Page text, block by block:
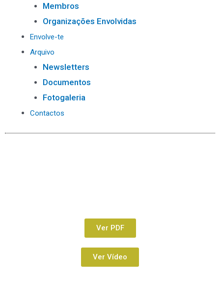
Membros
Organizações Envolvidas
Envolve-te
Arquivo
Newsletters
Documentos
Fotogaleria
Contactos
Ver PDF
Ver Vídeo